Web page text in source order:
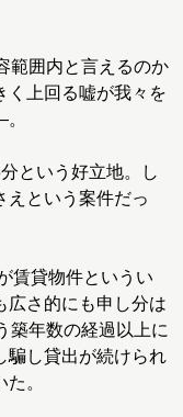
範囲内と言えるのか
く上回る嘘が我々を
という好立地。し
えという案件だっ
賃貸物件というい
広さ的にも申し分は
築年数の経過以上に
騙し貸出が続けられ
。